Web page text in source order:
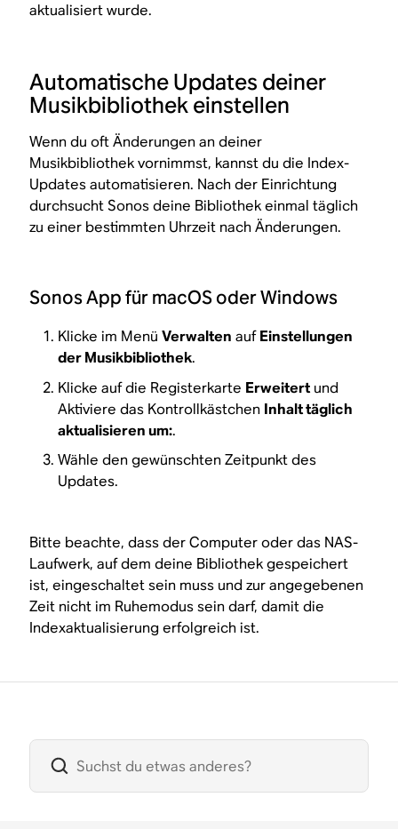
aktualisiert wurde.
Automatische Updates deiner
Musikbibliothek einstellen
Wenn du oft Änderungen an deiner
Musikbibliothek vornimmst, kannst du die Index-
Updates automatisieren. Nach der Einrichtung
durchsucht Sonos deine Bibliothek einmal täglich
zu einer bestimmten Uhrzeit nach Änderungen.
Sonos App für macOS oder Windows
Klicke im MenüVerwalten aufEinstellungen
der Musikbibliothek.
Klicke auf die Registerkarte Erweitertund
Aktiviere das Kontrollkästchen Inhalt täglich
aktualisieren um:.
Wähle den gewünschten Zeitpunkt des
Updates.
Bitte beachte, dass der Computer oder das NAS-
Laufwerk, auf dem deine Bibliothek gespeichert
ist, eingeschaltet sein muss und zur angegebenen
Zeit nicht im Ruhemodus sein darf, damit die
Indexaktualisierung erfolgreich ist.